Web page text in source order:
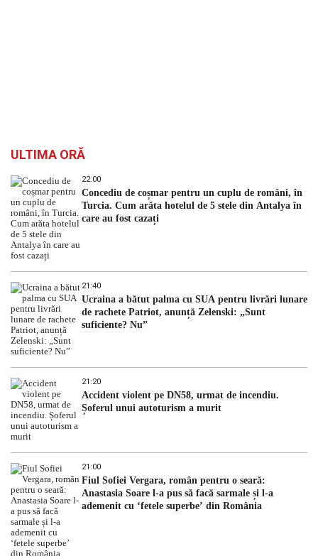
ULTIMA ORĂ
22:00
Concediu de coșmar pentru un cuplu de români, în
Turcia. Cum arăta hotelul de 5 stele din Antalya în
care au fost cazați
21:40
Ucraina a bătut palma cu SUA pentru livrări lunare
de rachete Patriot, anunță Zelenski: „Sunt
suficiente? Nu”
21:20
Accident violent pe DN58, urmat de incendiu.
Șoferul unui autoturism a murit
21:00
Fiul Sofiei Vergara, român pentru o seară:
Anastasia Soare l-a pus să facă sarmale și l-a
ademenit cu ‘fetele superbe’ din România